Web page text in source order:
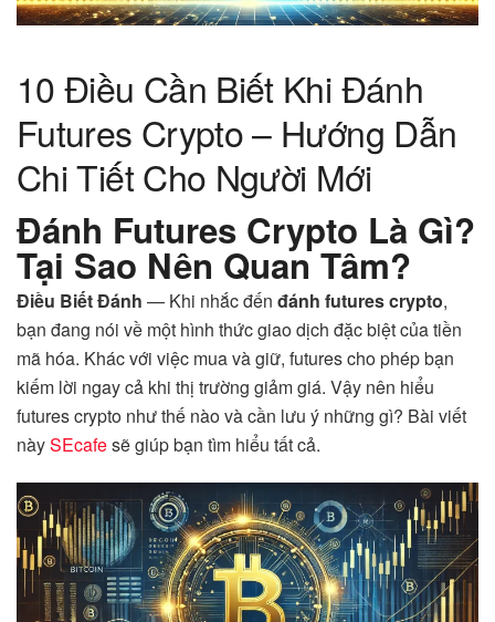
10 Điều Cần Biết Khi Đánh
Futures Crypto – Hướng Dẫn
Chi Tiết Cho Người Mới
Đánh Futures Crypto Là Gì?
Tại Sao Nên Quan Tâm?
Điều Biết Đánh — Khi nhắc đến đánh futures crypto,
bạn đang nói về một hình thức giao dịch đặc biệt của tiền
mã hóa. Khác với việc mua và giữ, futures cho phép bạn
kiếm lời ngay cả khi thị trường giảm giá. Vậy nên hiểu
futures crypto như thế nào và cần lưu ý những gì? Bài viết
nàySEcafesẽ giúp bạn tìm hiểu tất cả.